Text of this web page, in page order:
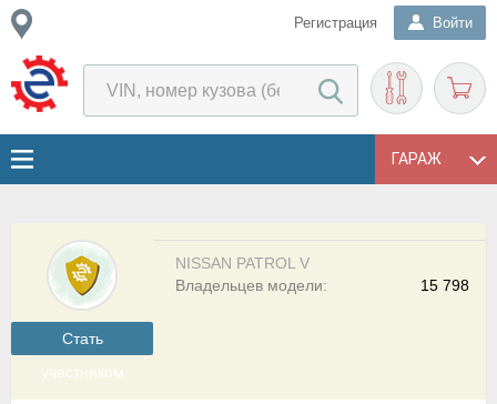
Регистрация Войти
ГАРАЖ
Cтать
участником
NISSAN PATROL V
15 798
Владельцев модели: